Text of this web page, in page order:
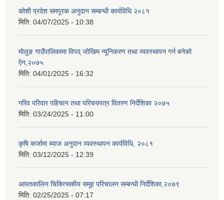
कोशी प्रदेश समपूरक अनुदान सम्बन्धी कार्यविधि २०८१
मिति: 04/07/2025 - 10:38
मोलुङ गाउँपालिकामा विपद् जोखिम न्यूनिकरण तथा व्यवस्थापन गर्न बनेको
ऐन,२०७५
मिति: 04/01/2025 - 16:32
गरिव परिवार पहिचान तथा परिचयपत्र वितरण निर्देशिका २०७५
मिति: 03/24/2025 - 11:00
कृषि कर्जामा ब्याज अनुदान व्यवस्थापन कार्यविधि, २०८१
मिति: 03/12/2025 - 12:39
आपतकालिन चिकित्सकीय समूह परिचालन सम्बन्धी निर्देशिका,२०७९
मिति: 02/25/2025 - 07:17